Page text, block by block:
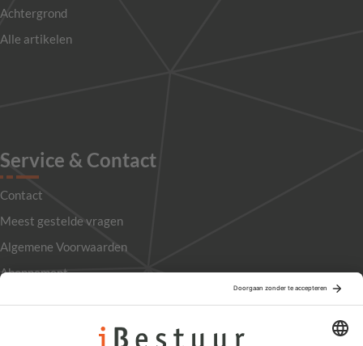
Achtergrond
Alle artikelen
Service & Contact
Contact
Meest gestelde vragen
Algemene Voorwaarden
Abonnement